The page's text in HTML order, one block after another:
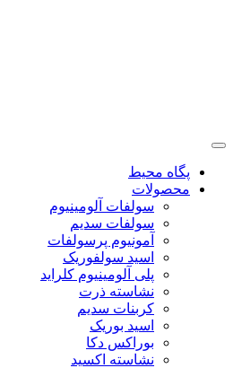
پگاه محیط
محصولات
سولفات آلومینیوم
سولفات سدیم
آمونیوم پرسولفات
اسید سولفوریک
پلی آلومینیوم کلراید
نشاسته ذرت
کربنات سدیم
اسید بوریک
بوراکس دکا
نشاسته اکسید